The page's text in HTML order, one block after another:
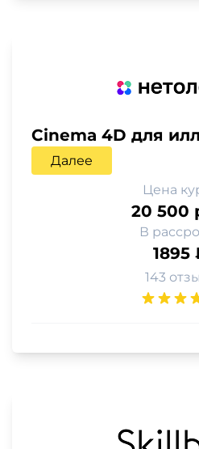
Cinema 4D для
Далее
Цена
20 500
В
1895
143